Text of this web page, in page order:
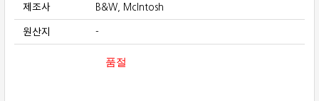
제조사 B&W, McIntosh
원산지 -
품절